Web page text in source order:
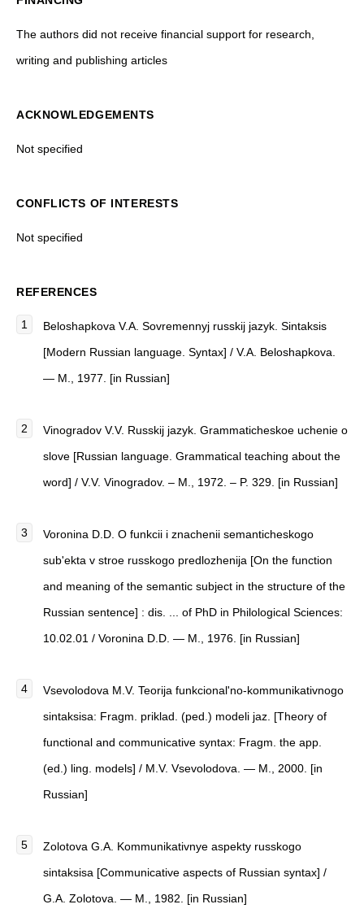
The authors did not receive financial support for research,
writing and publishing articles
ACKNOWLEDGEMENTS
Not specified
CONFLICTS OF INTERESTS
Not specified
REFERENCES
Beloshapkova V.A. Sovremennyj russkij jazyk. Sintaksis
[Modern Russian language. Syntax] / V.A. Beloshapkova.
— M., 1977. [in Russian]
Vinogradov V.V. Russkij jazyk. Grammaticheskoe uchenie o
slove [Russian language. Grammatical teaching about the
word] / V.V. Vinogradov. – M., 1972. – P. 329. [in Russian]
Voronina D.D. O funkcii i znachenii semanticheskogo
sub'ekta v stroe russkogo predlozhenija [On the function
and meaning of the semantic subject in the structure of the
Russian sentence] : dis. ... of PhD in Philological Sciences:
10.02.01 / Voronina D.D. — M., 1976. [in Russian]
Vsevolodova M.V. Teorija funkcional'no-kommunikativnogo
sintaksisa: Fragm. priklad. (ped.) modeli jaz. [Theory of
functional and communicative syntax: Fragm. the app.
(ed.) ling. models] / M.V. Vsevolodova. — M., 2000. [in
Russian]
Zolotova G.A. Kommunikativnye aspekty russkogo
sintaksisa [Communicative aspects of Russian syntax] /
G.A. Zolotova. — M., 1982. [in Russian]